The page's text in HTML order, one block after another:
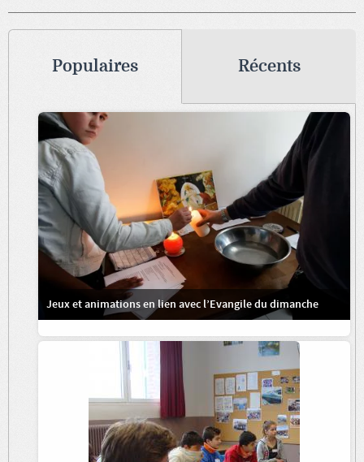
Populaires
Jeux et animations en lien avec l’Evangile du dimanche
Récents